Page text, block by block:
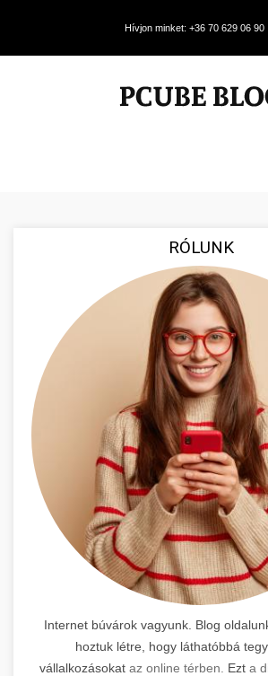
Hívjon minket: +36 70 629 06 90
RÓLUNK
Internet búvárok vagyunk. Blog
hoztuk létre, hogy láthatóbbá
vállalkozásokat az online térben. Ezt a